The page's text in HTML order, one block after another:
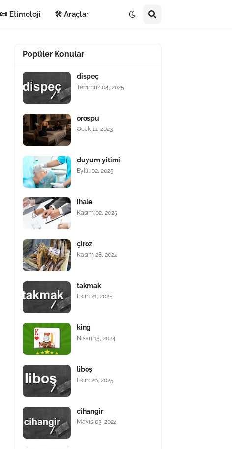
📜 Etimoloji 🛠️ Araçlar
Popüler Konular
dispeç
Temmuz 04, 2025
orospu
Ocak 11, 2023
duyum yitimi
Eylül 02, 2025
ihale
Kasım 02, 2025
çiroz
Kasım 28, 2024
takmak
Ekim 21, 2025
king
Nisan 15, 2024
liboş
Ekim 26, 2025
cihangir
Mayıs 03, 2024